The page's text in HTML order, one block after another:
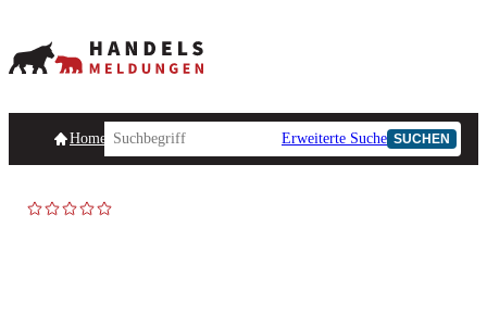
HomepageHandelsmeldungen Ad-Hoc-Meldungen
Erweiterte Suche SUCHEN